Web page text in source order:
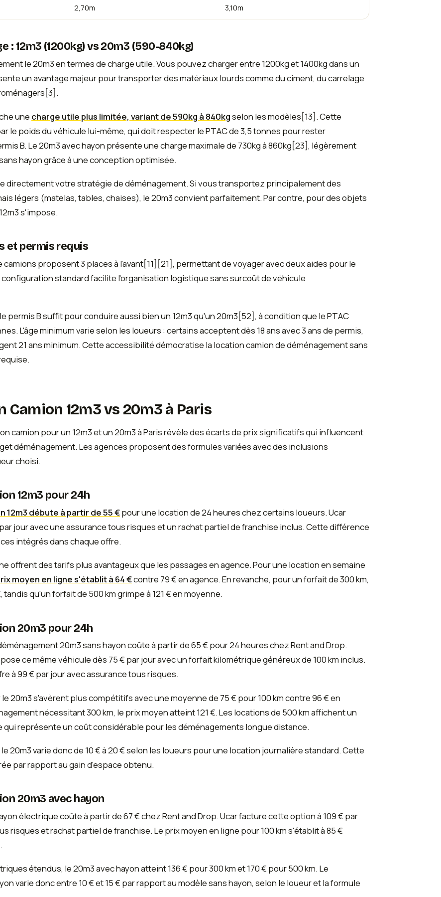
2,70m 3,10m
: 12m3 (1200kg) vs 20m3 (590-840kg)
le 20m3 en termes de charge utile. Vous pouvez charger entre 1200kg et 1400kg dans un
un avantage majeur pour transporter des matériaux lourds comme du ciment, du carrelage
une charge utile plus limitée, variant de 590kg à 840kgselon les modèles[13]. Cette
le poids du véhicule lui-même, qui doit respecter le PTAC de 3,5 tonnes pour rester
B. Le 20m3 avec hayon présente une charge maximale de 730kg à 860kg[23], légèrement
hayon grâce à une conception optimisée.
directement votre stratégie de déménagement. Si vous transportez principalement des
légers (matelas, tables, chaises), le 20m3 convient parfaitement. Par contre, pour des objets
s'impose.
et permis requis
camions proposent 3 places à l'avant[11][21], permettant de voyager avec deux aides pour le
standard facilite l'organisation logistique sans surcoût de véhicule
permis B suffit pour conduire aussi bien un 12m3 qu'un 20m3[52], à condition que le PTAC
L'âge minimum varie selon les loueurs : certains acceptent dès 18 ans avec 3 ans de permis,
21 ans minimum. Cette accessibilité démocratise la location camion de déménagement sans
Camion 12m3 vs 20m3 à Paris
camion pour un 12m3 et un 20m3 à Paris révèle des écarts de prix significatifs qui influencent
déménagement. Les agences proposent des formules variées avec des inclusions
choisi.
12m3 pour 24h
12m3 débute à partir de 55 €pour une location de 24 heures chez certains loueurs. Ucar
jour avec une assurance tous risques et un rachat partiel de franchise inclus. Cette différence
intégrés dans chaque offre.
offrent des tarifs plus avantageux que les passages en agence. Pour une location en semaine
moyen en ligne s'établit à 64 €contre 79 € en agence. En revanche, pour un forfait de 300 km,
qu'un forfait de 500 km grimpe à 121 € en moyenne.
20m3 pour 24h
20m3 sans hayon coûte à partir de 65 € pour 24 heures chez Rent and Drop.
ce même véhicule dès 75 € par jour avec un forfait kilométrique généreux de 100 km inclus.
à 99 € par jour avec assurance tous risques.
20m3 s'avèrent plus compétitifs avec une moyenne de 75 € pour 100 km contre 96 € en
nécessitant 300 km, le prix moyen atteint 121 €. Les locations de 500 km affichent un
qui représente un coût considérable pour les déménagements longue distance.
20m3 varie donc de 10 € à 20 € selon les loueurs pour une location journalière standard. Cette
par rapport au gain d'espace obtenu.
20m3 avec hayon
électrique coûte à partir de 67 € chez Rent and Drop. Ucar facture cette option à 109 € par
risques et rachat partiel de franchise. Le prix moyen en ligne pour 100 km s'établit à 85 €
étendus, le 20m3 avec hayon atteint 136 € pour 300 km et 170 € pour 500 km. Le
varie donc entre 10 € et 15 € par rapport au modèle sans hayon, selon le loueur et la formule